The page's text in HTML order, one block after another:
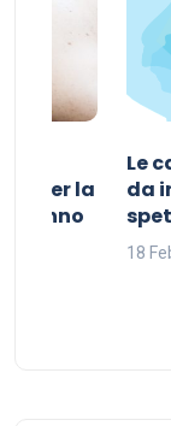
per la
sonno
Le
da
18